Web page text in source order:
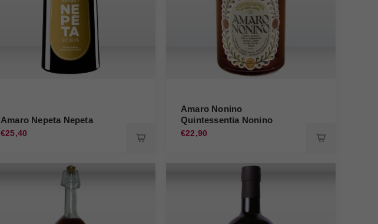
Amaro Nepeta Nepeta
€25,40
Amaro Nonino
Quintessentia Nonino
€22,90